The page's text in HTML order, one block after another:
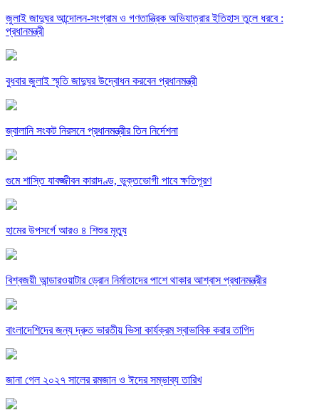
জুলাই জাদুঘর আন্দোলন-সংগ্রাম ও গণতান্ত্রিক অভিযাত্রার ইতিহাস তুলে ধরবে :
প্রধানমন্ত্রী
বুধবার জুলাই স্মৃতি জাদুঘর উদ্বোধন করবেন প্রধানমন্ত্রী
জ্বালানি সংকট নিরসনে প্রধানমন্ত্রীর তিন নির্দেশনা
গুমে শাস্তি যাবজ্জীবন কারাদণ্ড, ভুক্তভোগী পাবে ক্ষতিপূরণ
হামের উপসর্গে আরও ৪ শিশুর মৃত্যু
বিশ্বজয়ী আন্ডারওয়াটার ড্রোন নির্মাতাদের পাশে থাকার আশ্বাস প্রধানমন্ত্রীর
বাংলাদেশিদের জন্য দ্রুত ভারতীয় ভিসা কার্যক্রম স্বাভাবিক করার তাগিদ
জানা গেল ২০২৭ সালের রমজান ও ঈদের সম্ভাব্য তারিখ